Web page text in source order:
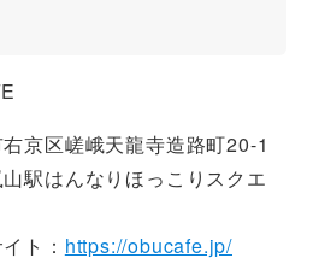
京区嵯峨天龍寺造路町20-1
駅はんなりほっこりスクエ
ト： https://obucafe.jp/